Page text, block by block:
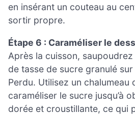
en insérant un couteau au
sortir propre.
Étape 6 : Caraméliser le
Après la cuisson,
de tasse de sucre granulé
Perdu. Utilisez un chalumeau
caraméliser le sucre jusqu’à
dorée et croustillante, ce qui